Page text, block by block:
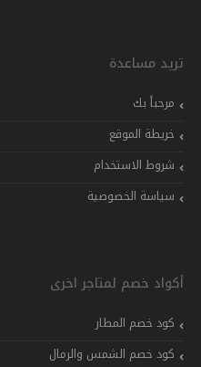
تريد مساعدة
مرحباً بك
خريطة الموقع
شروط الاستخدام
سياسة الخصوصية
أكواد خصم لمتاجر اخرى
كود خصم المطار
كود خصم الشمس والرمال